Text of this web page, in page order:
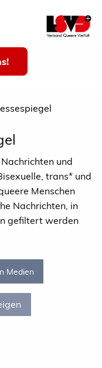
und
trans* und
Menschen
Nachrichten, in
gefiltert werden
Medien